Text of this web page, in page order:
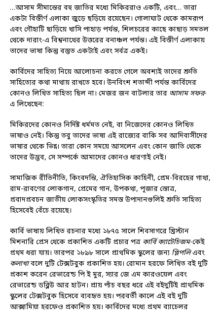
…আসাম সীমান্তের বহু জাতির মধ্যে মিকিররাও একটি, এবং… তারা
একটা বিস্তীর্ণ এলাকা জুড়ে ছড়িয়ে রয়েছেন। গোলাঘাট থেকে কামরূপ
এবং গৌহাটি ছাড়িয়ে খাসি পাহাড় পর্যন্ত, শিলচরের কাছে কাছাড় সমতল
থেকে দারাং-এ বিশ্বনাথের উত্তরের বনাঞ্চল পর্যন্ত। এই বিস্তীর্ণ এলাকায়
তাদের ভাষা কিন্তু বস্তুত একটাই এবং সর্বত্র একই।
কার্বিদের সাহিত্য নিয়ে আলোচনা করতে গেলে অবশ্যই তাদের শ্রুতি
সাহিত্যের কথা মাথায় রাখতে হবে। উনবিংশ শতাব্দী পর্যন্ত কার্বিদের
কোনও লিখিত সাহিত্য ছিল না। মেজর জন বাটলার তার আসাম সফর-
এ লিখেছেন:
মিকিরদের কোনও নির্দিষ্ট ধর্মমত নেই, বা নিজেদের কোনও লিখিত
ভাষাও নেই। কিন্তু তবু তাদের ভাষা এই রাজ্যের বাকি সব আদিবাসীদের
ভাষার থেকে ভিন্ন। তারা কোন সময়ে আসলেন এবং কোন জাতি থেকে
তাদের উদ্ভব, সে সম্পর্কে আমাদের কোনও ধারণাই নেই।
সামাজিক রীতিনীতি, কিংবদন্তি, ঐতিহাসিক কাহিনী, প্রেম-বিরহের গাথা,
রাম-রাবণের লোকগান, প্রেমের গান, উপকথা, পূজার স্তোত্র,
প্রবাদপ্রবচন জাতীয় লোকসংস্কৃতির সমস্ত উপাদানগুলিই শ্রুতি সাহিত্য
হিসেবেই বেঁচে রয়েছে।
কার্বি ভাষায় লিখিত রচনার মধ্যে ১৮৭৫ সালে শিবসাগরে খ্রিস্টান
মিশনারি প্রেস থেকে প্রকাশিত একটি প্রচার পত্র কার্বি ক্যাটেচিজম-কেই
প্রথম ধরা যায়। তারপর ১৮৯৮ সালে প্রাথমিক স্কুলের জন্য প্লিপলিএবং
কলাখাবলে দুটি টেক্সটবুক প্রকাশিত হয়। রোমান হরফে লিখিত বই দুটি
প্রকাশ করেন রেভারেন্ড পি ই মুর, স্যার জে এম কারওয়েল এবং
রেভারেন্ড ডব্লিউ আর হাটন। প্রায় পাঁচ বছর ধরে এই বইদুটিই প্রাথমিক
স্কুলের টেক্সটবুক হিসেবে ব্যবহৃত হয়। পরবর্তী কালে এই বই দুটি
আক্সামিয়া হরফেও প্রকাশিত হয়। কার্বিদের মধ্যে প্রথম ব্যাচেলর